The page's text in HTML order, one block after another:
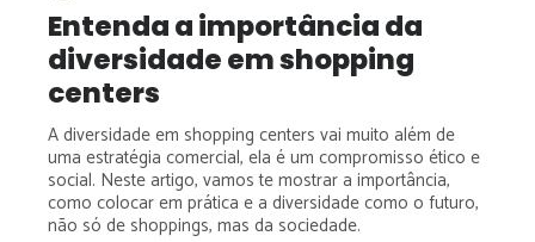
Entenda a importância da
diversidade em shopping
centers
A diversidade em shopping centers vai muito além de
uma estratégia comercial, ela é um compromisso ético e
social. Neste artigo, vamos te mostrar a importância,
como colocar em prática e a diversidade como o futuro,
não só de shoppings, mas da sociedade.